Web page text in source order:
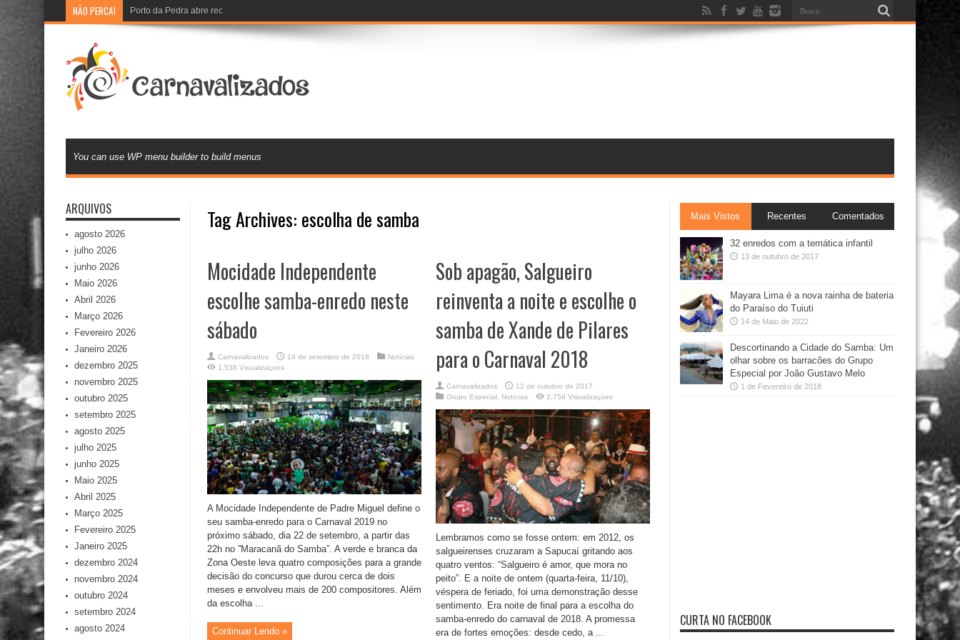
NÃO PERCA! Porto da Pedra abre recadastramento e cadastramento de comp
You can use WP menu builder to build menus
Tag Archives: escolha de samba
Mocidade Independente
escolhe samba-enredo neste
sábado
Carnavalizados 19 de setembro de 2018
Notícias
1,538 Visualizaçoes
A Mocidade Independente de Padre Miguel define o
seu samba-enredo para o Carnaval 2019 no
próximo sábado, dia 22 de setembro, a partir das
22h no ”Maracanã do Samba”. A verde e branca da
Zona Oeste leva quatro composições para a grande
decisão do concurso que durou cerca de dois
meses e envolveu mais de 200 compositores. Além
da escolha ...
Continuar Lendo »
Sob apagão, Salgueiro
reinventa a noite e escolhe o
samba de Xande de Pilares
para o Carnaval 2018
Carnavalizados
12 de outubro de 2017
Grupo Especial
Notícias 2,758 Visualizaçoes
Lembramos como se fosse ontem: em 2012, os
salgueirenses cruzaram a Sapucaí gritando aos
quatro ventos: “Salgueiro é amor, que mora no
peito”. E a noite de ontem (quarta-feira, 11/10),
véspera de feriado, foi uma demonstração desse
sentimento. Era noite de final para a escolha do
samba-enredo do carnaval de 2018. A promessa
era de fortes emoções: desde cedo, a ...
ARQUIVOS
agosto 2026
julho 2026
junho 2026
Maio 2026
Abril 2026
Março 2026
Fevereiro 2026
Janeiro 2026
dezembro 2025
novembro 2025
outubro 2025
setembro 2025
agosto 2025
julho 2025
junho 2025
Maio 2025
Abril 2025
Março 2025
Fevereiro 2025
Janeiro 2025
dezembro 2024
novembro 2024
outubro 2024
setembro 2024
agosto 2024
Mais Vistos Recentes Comentados
32 enredos com a temática infantil
13 de outubro de 2017
Mayara Lima é a nova rainha de bateria
do Paraíso do Tuiuti
14 de Maio de 2022
Descortinando a Cidade do Samba: Um
olhar sobre os barracões do Grupo
Especial por João Gustavo Melo
1 de Fevereiro de 2018
CURTA NO FACEBOOK